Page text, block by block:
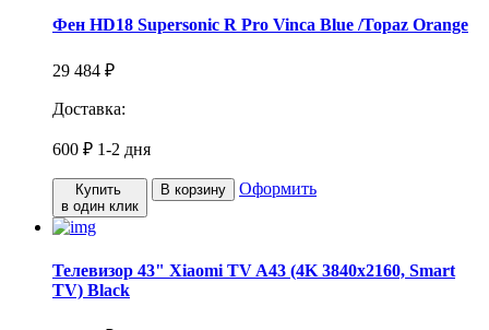
Фен HD18 Supersonic R Pro Vinca Blue /Topaz Orange
29 484 ₽
Доставка:
600 ₽ 1-2 дня
Купить
в один клик
В корзину Оформить
Телевизор 43" Xiaomi TV A43 (4K 3840x2160, Smart
TV) Black